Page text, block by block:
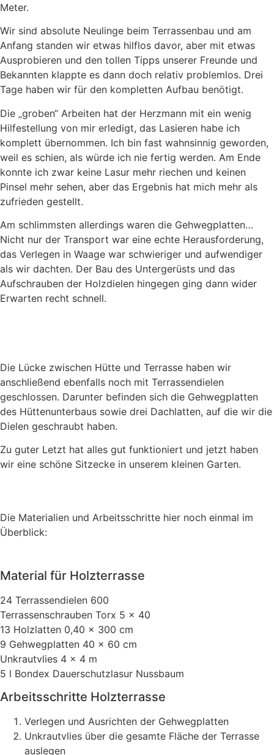
Meter.
Wir sind absolute Neulinge beim Terrassenbau und am
Anfang standen wir etwas hilflos davor, aber mit etwas
Ausprobieren und den tollen Tipps unserer Freunde und
Bekannten klappte es dann doch relativ problemlos. Drei
Tage haben wir für den kompletten Aufbau benötigt.
Die „groben“ Arbeiten hat der Herzmann mit ein wenig
Hilfestellung von mir erledigt, das Lasieren habe ich
komplett übernommen. Ich bin fast wahnsinnig geworden,
weil es schien, als würde ich nie fertig werden. Am Ende
konnte ich zwar keine Lasur mehr riechen und keinen
Pinsel mehr sehen, aber das Ergebnis hat mich mehr als
zufrieden gestellt.
Am schlimmsten allerdings waren die Gehwegplatten…
Nicht nur der Transport war eine echte Herausforderung,
das Verlegen in Waage war schwieriger und aufwendiger
als wir dachten. Der Bau des Untergerüsts und das
Aufschrauben der Holzdielen hingegen ging dann wider
Erwarten recht schnell.
Die Lücke zwischen Hütte und Terrasse haben wir
anschließend ebenfalls noch mit Terrassendielen
geschlossen. Darunter befinden sich die Gehwegplatten
des Hüttenunterbaus sowie drei Dachlatten, auf die wir die
Dielen geschraubt haben.
Zu guter Letzt hat alles gut funktioniert und jetzt haben
wir eine schöne Sitzecke in unserem kleinen Garten.
Die Materialien und Arbeitsschritte hier noch einmal im
Überblick:
Material für Holzterrasse
24 Terrassendielen 600
Terrassenschrauben Torx 5 x 40
13 Holzlatten 0,40 x 300 cm
9 Gehwegplatten 40 x 60 cm
Unkrautvlies 4 x 4 m
5 l Bondex Dauerschutzlasur Nussbaum
Arbeitsschritte Holzterrasse
Verlegen und Ausrichten der Gehwegplatten
Unkrautvlies über die gesamte Fläche der Terrasse
auslegen